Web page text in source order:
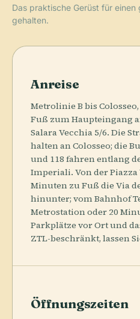
Das praktische Gerüst für
gehalten.
Anreise
Metrolinie B bis
Fuß zum Haupteingang
Salara Vecchia 5/6. Die
halten an Colosseo; die
und 118 fahren entlang
Imperiali. Von der Piazza
Minuten zu Fuß die Via
hinunter; vom Bahnhof
Metrostation oder 20
Parkplätze vor Ort und
ZTL-beschränkt, lassen
Öffnungszeiten